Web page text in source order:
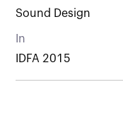
Sound Design
In
IDFA 2015